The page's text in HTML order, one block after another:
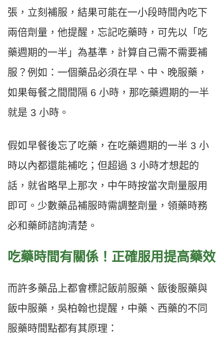
張，立刻補服，結果可能在一小段時間內吃下
兩倍劑量，他提醒，忘記吃藥時，可先以「吃
藥週期的一半」為基準，計算自己需不需要補
服？例如：一個藥品必須在早、中、晚服藥，
如果每餐之間間隔 6 小時，那吃藥週期的一半
就是 3 小時。
假如早餐後忘了吃藥，在吃藥週期的一半 3 小
時以內都還能補吃；但超過 3 小時才想起的
話，就省略早上那次，中午時按當次劑量服用
即可。少數藥品補服時需調整劑量，領藥時務
必和藥師諮詢清楚。
吃藥時間有關係！正確服用提高藥效
而許多藥品上都會標記飯前服藥、飯後服藥與
飯中服藥，吳柏翰也提醒，中藥、西藥的不同
服藥時間點都有其原理：